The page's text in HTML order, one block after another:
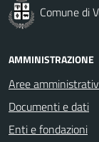
Comune di
AMMINISTRAZIONE
Aree
Documenti e dati
Enti e fondazioni